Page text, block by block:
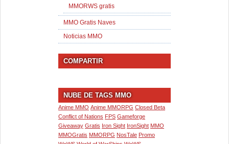
MMORWS gratis
MMO Gratis Naves
Noticias MMO
COMPARTIR
NUBE DE TAGS MMO
Anime MMO Anime MMORPG Closed Beta
Conflict of Nations FPS Gameforge
Giveaway Gratis Iron Sight IronSight MMO
MMOGratis MMORPG NosTale Promo